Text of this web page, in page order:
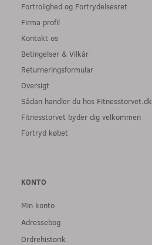
Fortrolighed og Fortrydelsesret
Firma profil
Kontakt os
Betingelser & Vilkår
Returneringsformular
Oversigt
Sådan handler du hos Fitnesstorvet.dk
Fitnesstorvet byder dig velkommen
Fortryd købet
KONTO
Min konto
Adressebog
Ordrehistorik